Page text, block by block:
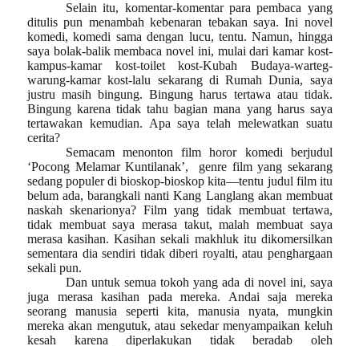
Selain itu, komentar-komentar para pembaca yang
ditulis pun menambah kebenaran tebakan saya. Ini novel
komedi, komedi sama dengan lucu, tentu. Namun, hingga
saya bolak-balik membaca novel ini, mulai dari kamar kost-
kampus-kamar kost-toilet kost-Kubah Budaya-warteg-
warung-kamar kost-lalu sekarang di Rumah Dunia, saya
justru masih bingung. Bingung harus tertawa atau tidak.
Bingung karena tidak tahu bagian mana yang harus saya
tertawakan kemudian. Apa saya telah melewatkan suatu
cerita?
Semacam menonton film horor komedi berjudul
‘Pocong Melamar Kuntilanak’,
genre film yang sekarang
sedang populer di bioskop-bioskop kita—tentu judul film itu
belum ada, barangkali nanti Kang Langlang akan membuat
naskah skenarionya? Film yang tidak membuat tertawa,
tidak membuat saya merasa takut, malah membuat saya
merasa kasihan. Kasihan sekali makhluk itu dikomersilkan
sementara dia sendiri tidak diberi royalti, atau penghargaan
sekali pun.
Dan untuk semua tokoh yang ada di novel ini, saya
juga merasa kasihan pada mereka. Andai saja mereka
seorang manusia seperti kita, manusia nyata, mungkin
mereka akan mengutuk, atau sekedar menyampaikan keluh
kesah karena diperlakukan tidak beradab oleh